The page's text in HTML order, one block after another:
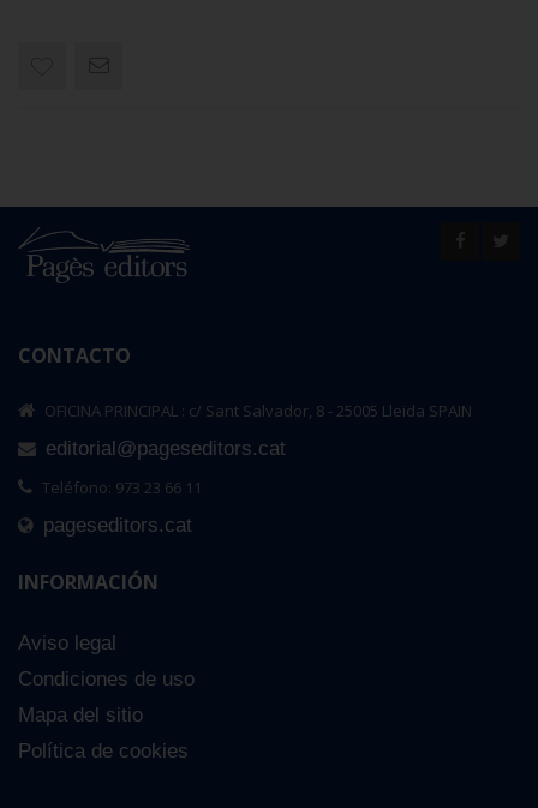
CONTACTO
OFICINA PRINCIPAL : c/ Sant Salvador, 8 - 25005 Lleida SPAIN
editorial@pageseditors.cat
Teléfono: 973 23 66 11
pageseditors.cat
INFORMACIÓN
Aviso legal
Condiciones de uso
Mapa del sitio
Política de cookies